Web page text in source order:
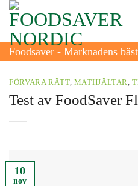
Skip
content
Foodsaver - Marknadens
FÖRVARA RÄTT, MATHJÄLTAR,
Test av FoodSaver
10
nov